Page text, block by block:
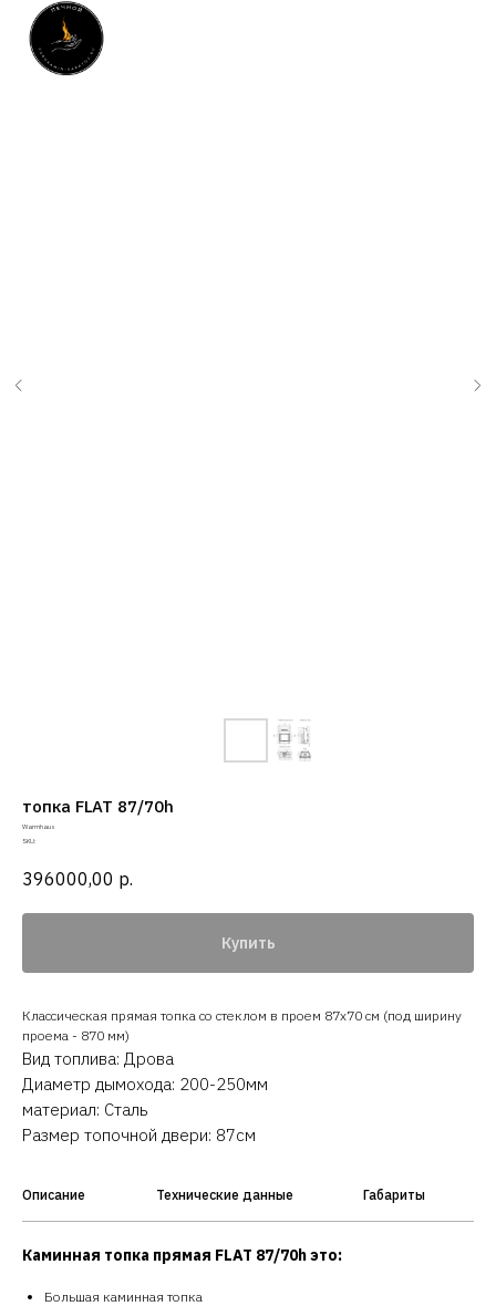
топка FLAT 87/70h
Warmhaus
SKU:
396000,00 р.
Купить
Классическая прямая топка со стеклом в проем 87x70 см (под ширину
проема - 870 мм)
Вид топлива: Дрова
Диаметр дымохода: 200-250мм
материал: Сталь
Размер топочной двери: 87см
Описание Технические данные Габариты
Каминная топка прямая FLAT 87/70h это:
Большая каминная топка